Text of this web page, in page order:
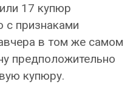
17 купюр
с признаками
в том же самом
предположительно
купюру.